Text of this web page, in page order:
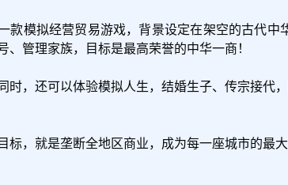
款模拟经营贸易游戏，背景设定在架空的古代
、管理家族，目标是最高荣誉的中华一商！
时，还可以体验模拟人生，结婚生子、传宗接代
标，就是垄断全地区商业，成为每一座城市的最